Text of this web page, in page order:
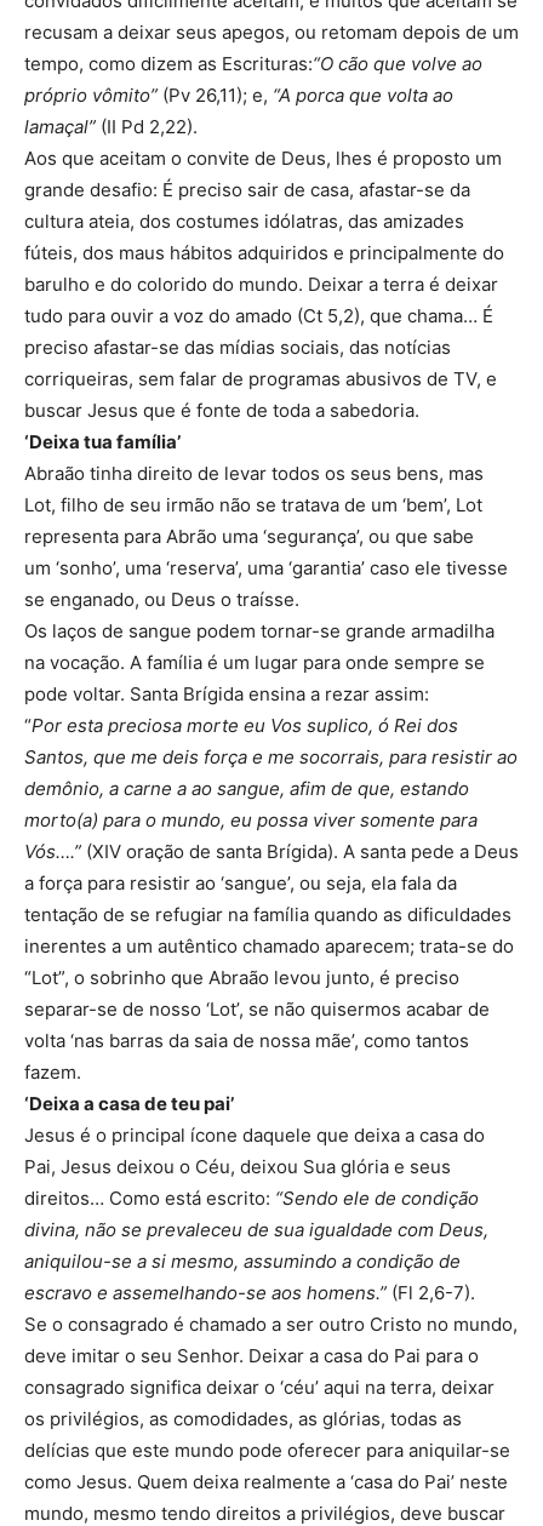
recusam a deixar seus apegos, ou retomam depois de um
tempo, como dizem as Escrituras:“O cão que volve ao
próprio vômito” (Pv 26,11); e, “A porca que volta ao
lamaçal” (II Pd 2,22).
Aos que aceitam o convite de Deus, lhes é proposto um
grande desafio: É preciso sair de casa, afastar-se da
cultura ateia, dos costumes idólatras, das amizades
fúteis, dos maus hábitos adquiridos e principalmente do
barulho e do colorido do mundo. Deixar a terra é deixar
tudo para ouvir a voz do amado (Ct 5,2), que chama… É
preciso afastar-se das mídias sociais, das notícias
corriqueiras, sem falar de programas abusivos de TV, e
buscar Jesus que é fonte de toda a sabedoria.
‘Deixa tua família’
Abraão tinha direito de levar todos os seus bens, mas
Lot, filho de seu irmão não se tratava de um ‘bem’, Lot
representa para Abrão uma ‘segurança’, ou que sabe
um ‘sonho’, uma ‘reserva’, uma ‘garantia’ caso ele tivesse
se enganado, ou Deus o traísse.
Os laços de sangue podem tornar-se grande armadilha
na vocação. A família é um lugar para onde sempre se
pode voltar. Santa Brígida ensina a rezar assim:
“Por esta preciosa morte eu Vos suplico, ó Rei dos
Santos, que me deis força e me socorrais, para resistir ao
demônio, a carne a ao sangue, afim de que, estando
morto(a) para o mundo, eu possa viver somente para
Vós….” (XIV oração de santa Brígida). A santa pede a Deus
a força para resistir ao ‘sangue’, ou seja, ela fala da
tentação de se refugiar na família quando as dificuldades
inerentes a um autêntico chamado aparecem; trata-se do
“Lot”, o sobrinho que Abraão levou junto, é preciso
separar-se de nosso ‘Lot’, se não quisermos acabar de
volta ‘nas barras da saia de nossa mãe’, como tantos
fazem.
‘Deixa a casa de teu pai’
Jesus é o principal ícone daquele que deixa a casa do
Pai, Jesus deixou o Céu, deixou Sua glória e seus
direitos… Como está escrito: “Sendo ele de condição
divina, não se prevaleceu de sua igualdade com Deus,
aniquilou-se a si mesmo, assumindo a condição de
escravo e assemelhando-se aos homens.” (Fl 2,6-7).
Se o consagrado é chamado a ser outro Cristo no mundo,
deve imitar o seu Senhor. Deixar a casa do Pai para o
consagrado significa deixar o ‘céu’ aqui na terra, deixar
os privilégios, as comodidades, as glórias, todas as
delícias que este mundo pode oferecer para aniquilar-se
como Jesus. Quem deixa realmente a ‘casa do Pai’ neste
mundo, mesmo tendo direitos a privilégios, deve buscar